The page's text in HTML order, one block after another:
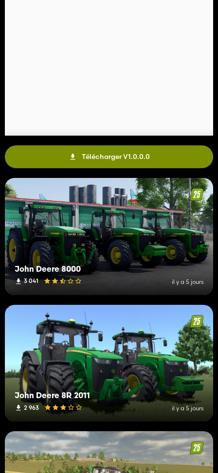
Télécharger V1.0.0.0
John Deere 8000
3 041 il y a 5 jours
John Deere 8R 2011
2 963 il y a 5 jours